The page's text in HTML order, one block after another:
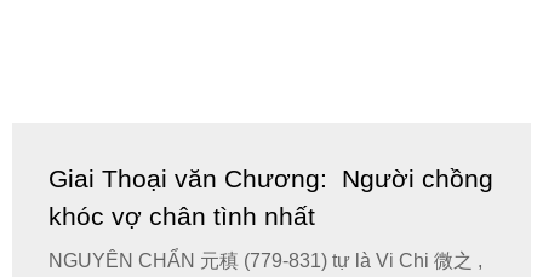
Giai Thoại văn Chương: Người chồng
khóc vợ chân tình nhất
NGUYÊN CHẨN 元稹 (779-831) tự là Vi Chi 微之 ,